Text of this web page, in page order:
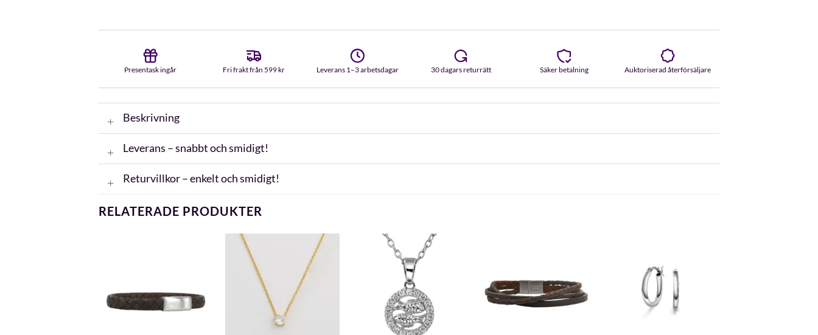
Presentask ingår Fri frakt från 599 kr Leverans 1–3 arbetsdagar 30 dagars returrätt Säker betalning Auktoriserad återförsäljare
Beskrivning
Leverans – snabbt och smidigt!
Returvillkor – enkelt och smidigt!
RELATERADE PRODUKTER